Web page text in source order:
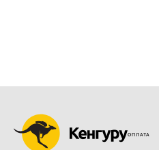
ОПЛАТА